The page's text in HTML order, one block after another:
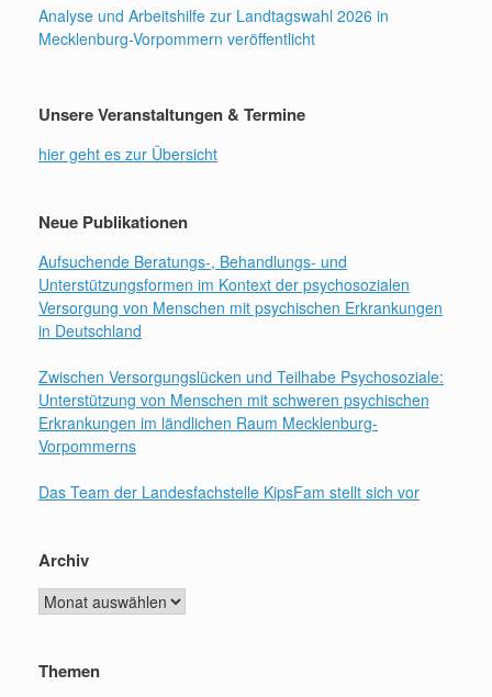
Analyse und Arbeitshilfe zur Landtagswahl 2026 in
Mecklenburg-Vorpommern veröffentlicht
Unsere Veranstaltungen & Termine
hier geht es zur Übersicht
Neue Publikationen
Aufsuchende Beratungs-, Behandlungs- und
Unterstützungsformen im Kontext der psychosozialen
Versorgung von Menschen mit psychischen Erkrankungen
in Deutschland
Zwischen Versorgungslücken und Teilhabe Psychosoziale:
Unterstützung von Menschen mit schweren psychischen
Erkrankungen im ländlichen Raum Mecklenburg-
Vorpommerns
Das Team der Landesfachstelle KipsFam stellt sich vor
Archiv
Archiv
Themen